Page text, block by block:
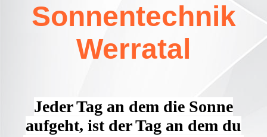
Sonnentechnik
Werratal
Jeder Tag an dem die Sonne
aufgeht, ist der Tag an dem du